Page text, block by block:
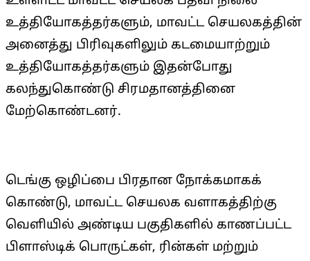
உத்தியோகத்தர்களும், மாவட்ட செயலகத்தின்
அனைத்து பிரிவுகளிலும் கடமையாற்றும்
உத்தியோகத்தர்களும் இதன்போது
கலந்துகொண்டு சிரமதானத்தினை
மேற்கொண்டனர்.
டெங்கு ஒழிப்பை பிரதான நோக்கமாகக்
கொண்டு, மாவட்ட செயலக வளாகத்திற்கு
வெளியில் அண்டிய பகுதிகளில் காணப்பட்ட
பிளாஸ்டிக் பொருட்கள், ரின்கள் மற்றும்